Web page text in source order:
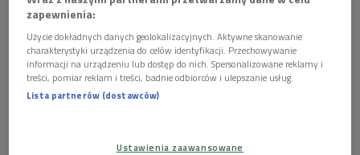
autorka instalacji plastycznych, eseistka, pisarka - jest jedną z
najważniejszych artystek współczesności. Jest autorką
trylogii, na którą składają się tomy: "Goldi" (2004) poświęcony
jej ojcu, "Frascati" (2009) - opisujący losy jej matki oraz
zamykający cykl "Feluni" (2019), którego bohaterem jest jej
zapewnienia:
Użycie dokładnych danych geolokalizacyjnych. Aktywne skanowanie
charakterystyki urządzenia do celów identyfikacji. Przechowywanie
informacji na urządzeniu lub dostęp do nich. Spersonalizowane reklamy i
treści, pomiar reklam i treści, badnie odbiorców i ulepszanie usług.
Lista partnerów (dostawców)
Ustawienia zaawansowane